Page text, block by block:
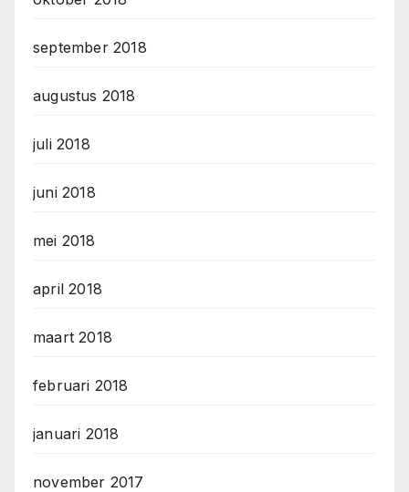
september 2018
augustus 2018
juli 2018
juni 2018
mei 2018
april 2018
maart 2018
februari 2018
januari 2018
november 2017